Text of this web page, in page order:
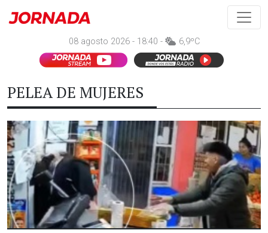
08 agosto 2026 - 18:40 - 6,9ºC
PELEA DE MUJERES